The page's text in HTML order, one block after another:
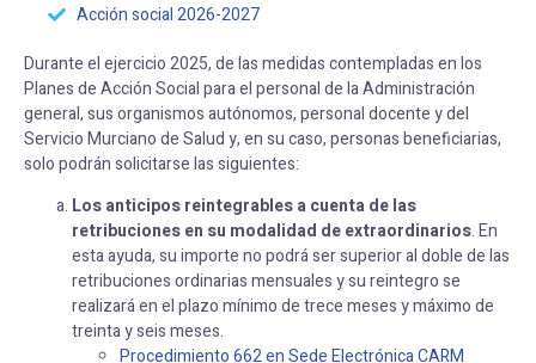
Acción social 2026-2027
Durante el ejercicio 2025, de las medidas contempladas en los
Planes de Acción Social para el personal de la Administración
general, sus organismos autónomos, personal docente y del
Servicio Murciano de Salud y, en su caso, personas beneficiarias,
solo podrán solicitarse las siguientes:
Los anticipos reintegrables a cuenta de las
retribuciones en su modalidad de extraordinarios. En
esta ayuda, su importe no podrá ser superior al doble de las
retribuciones ordinarias mensuales y su reintegro se
realizará en el plazo mínimo de trece meses y máximo de
treinta y seis meses.
Procedimiento 662 en Sede Electrónica CARM